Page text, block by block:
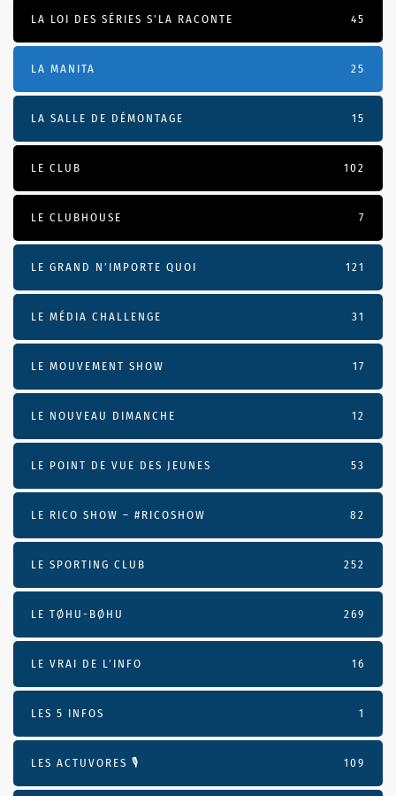
LA LOI DES SÉRIES S'LA RACONTE 45
LA MANITA 25
LA SALLE DE DÉMONTAGE 15
LE CLUB 102
LE CLUBHOUSE 7
LE GRAND N’IMPORTE QUOI 121
LE MÉDIA CHALLENGE 31
LE MOUVEMENT SHOW 17
LE NOUVEAU DIMANCHE 12
LE POINT DE VUE DES JEUNES 53
LE RICO SHOW – #RICOSHOW 82
LE SPORTING CLUB 252
LE TØHU-BØHU 269
LE VRAI DE L’INFO 16
LES 5 INFOS 1
LES ACTUVORES 🎙 109